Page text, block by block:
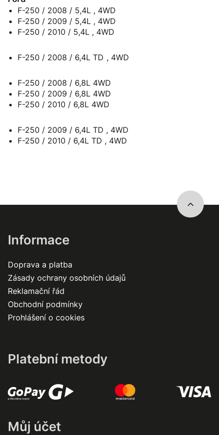
F-250 / 2008 / 5,4L , 4WD
F-250 / 2009 / 5,4L , 4WD
F-250 / 2010 / 5,4L , 4WD
F-250 / 2008 / 6,4L TD , 4WD
F-250 / 2008 / 6,8L 4WD
F-250 / 2009 / 6,8L 4WD
F-250 / 2010 / 6,8L 4WD
F-250 / 2009 / 6,4L TD , 4WD
F-250 / 2010 / 6,4L TD , 4WD
Informace
Doprava a platba
Zásady ochrany osobních údajů
Reklamační řád
Obchodní podmínky
Prohlášení o cookies
Platební metody
Můj účet